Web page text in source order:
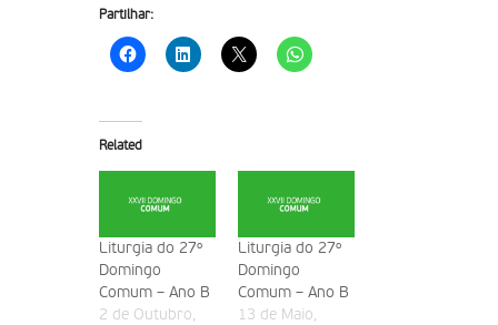
Partilhar:
Related
Liturgia do 27º
Domingo
Comum – Ano B
2 de Outubro,
Liturgia do 27º
Domingo
Comum – Ano B
13 de Maio,